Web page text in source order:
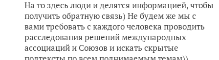
На то здесь люди и делятся информацией, чтобы
получить обратную связь) Не будем же мы с
вами требовать с каждого человека проводить
расследования решений международных
ассоциаций и Союзов и искать скрытые